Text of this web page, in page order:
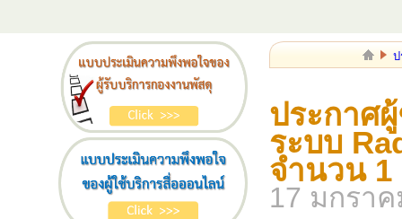
ป
ประกาศ
ระบบ
จำนวน 1
17 มกรา